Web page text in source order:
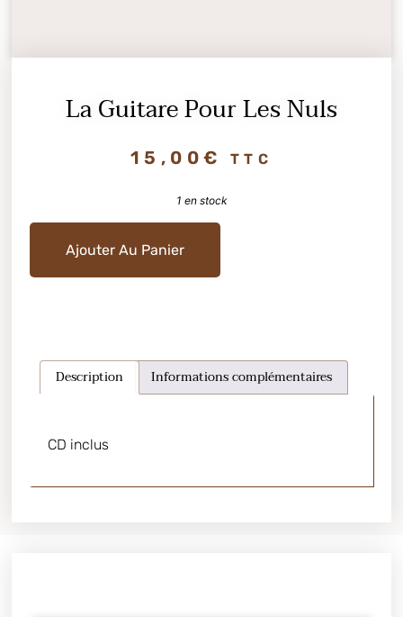
La Guitare Pour Les Nuls
15,00 € TTC
1 en stock
Ajouter Au Panier
Description Informations complémentaires
CD inclus